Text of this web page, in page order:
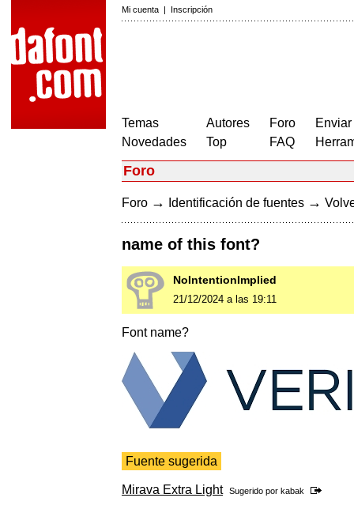
Mi cuenta | Inscripción
Temas
Novedades
Autores
Top
Foro
FAQ
Foro
Foro → Identificación de fuentes →
name of this font?
NoIntentionImplied
21/12/2024 a las 19:11
Font name?
Fuente sugerida
Mirava Extra Light Sugerido por kabak